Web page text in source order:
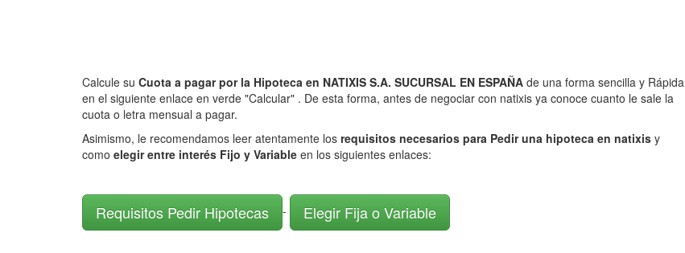
Calcule su Cuota a pagar por la Hipoteca en NATIXIS S.A. SUCURSAL EN ESPAÑA de una forma sencilla y Rápida
en el siguiente enlace en verde "Calcular" . De esta forma, antes de negociar con natixis ya conoce cuanto le sale la
cuota o letra mensual a pagar.
Asimismo, le recomendamos leer atentamente los requisitos necesarios para Pedir una hipoteca en natixis y
como elegir entre interés Fijo y Variable en los siguientes enlaces:
Requisitos Pedir Hipotecas - Elegir Fija o Variable